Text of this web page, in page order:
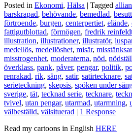
Posted in Ekonomi, Hälsa | Tagged
barskrapad, behövande, bemedlad,
förtroende, burgen, centerpertiet, elände,
fattigutblottad, förmögen, fredrik
illustration, illustrationer, illustratör,
medellös, medellöshet, misär,
misstrogenhet, moderaterna, nöd,
överklass, pank, påver, pengar, politik,
renrakad, rik, säng, satir, satirtecknare,
serieteckning, skepsis, spöken under
sverige, tät, tecknad serie, tecknare,
tvivel, utan pengar, utarmad, utarmning,
välbeställd, välsituerad | 1 Response
Read my cartoons in English HERE